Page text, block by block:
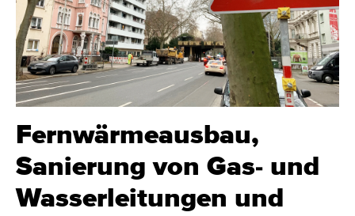
Fernwärmeausbau,
Sanierung von Gas- und
Wasserleitungen und